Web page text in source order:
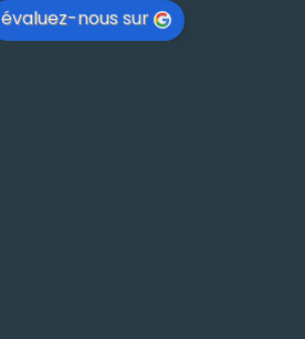
évaluez-nous sur